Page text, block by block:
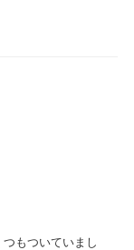
もついていまし